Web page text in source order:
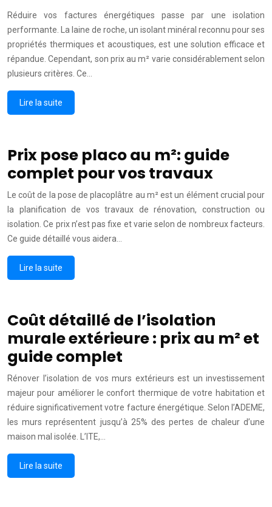
Réduire vos factures énergétiques passe par une isolation
performante. La laine de roche, un isolant minéral reconnu pour ses
propriétés thermiques et acoustiques, est une solution efficace et
répandue. Cependant, son prix au m² varie considérablement selon
plusieurs critères. Ce…
Lire la suite
Prix pose placo au m²: guide
complet pour vos travaux
Le coût de la pose de placoplâtre au m² est un élément crucial pour
la planification de vos travaux de rénovation, construction ou
isolation. Ce prix n’est pas fixe et varie selon de nombreux facteurs.
Ce guide détaillé vous aidera…
Lire la suite
Coût détaillé de l’isolation
murale extérieure : prix au m² et
guide complet
Rénover l’isolation de vos murs extérieurs est un investissement
majeur pour améliorer le confort thermique de votre habitation et
réduire significativement votre facture énergétique. Selon l’ADEME,
les murs représentent jusqu’à 25% des pertes de chaleur d’une
maison mal isolée. L’ITE,…
Lire la suite